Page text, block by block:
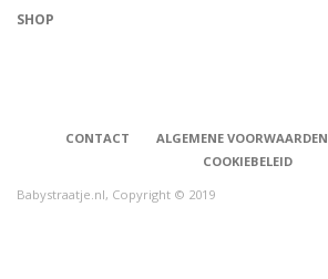
SHOP
CONTACT ALGEMENE VOORWAARDEN
COOKIEBELEID
Babystraatje.nl, Copyright © 2019